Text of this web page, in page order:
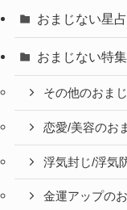
おまじない星
おまじない特集
その他のおま
恋愛/美容のお
浮気封じ/浮気
金運アップの